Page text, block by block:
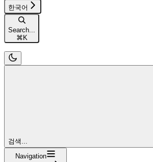
한국어
Search...
⌘K
검색...
Navigation